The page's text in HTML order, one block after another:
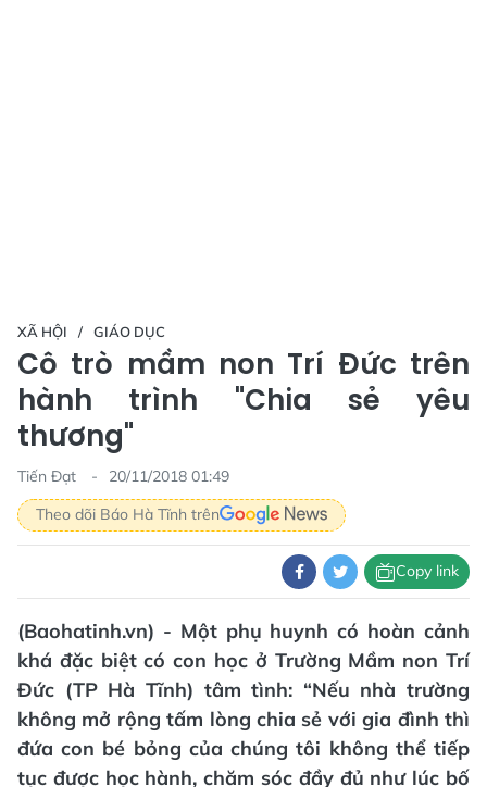
XÃ HỘI GIÁO DỤC
Cô trò mầm non Trí Đức trên
hành trình "Chia sẻ yêu
thương"
Tiến Đạt
20/11/2018 01:49
Theo dõi Báo Hà Tĩnh trên
Copy link
(Baohatinh.vn) - Một phụ huynh có hoàn cảnh
khá đặc biệt có con học ở Trường Mầm non Trí
Đức (TP Hà Tĩnh) tâm tình: “Nếu nhà trường
không mở rộng tấm lòng chia sẻ với gia đình thì
đứa con bé bỏng của chúng tôi không thể tiếp
tục được học hành, chăm sóc đầy đủ như lúc bố